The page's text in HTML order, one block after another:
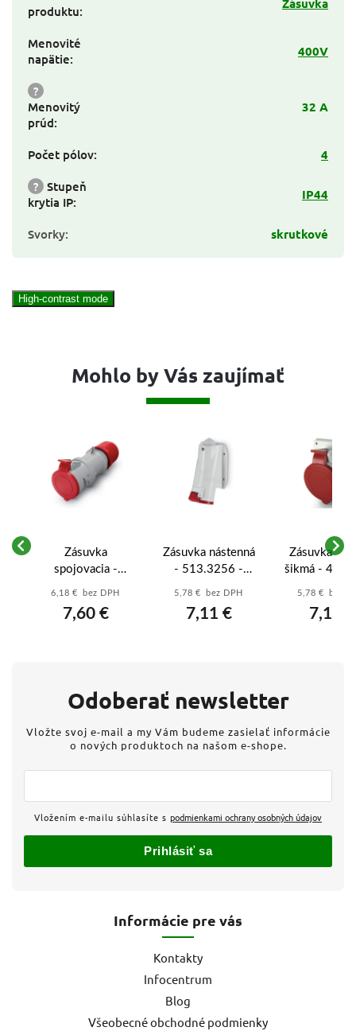
produktu:
Menovité
napätie: 400V
?
Menovitý
prúd:
32 A
Počet pólov:
4
? Stupeň
krytia IP: IP44
Svorky: skrutkové
High-contrast mode
Mohlo by Vás zaujímať
Zásuvka
spojovacia -
313.3247 -
IP44
6,18 € bez DPH
7,60 €
Zásuvka nástenná
- 513.3256 -
32A/400V/4p
5,78 € bez DPH
7,11 €
Zásuvka
šikmá -
- 32A/
5,78 € bez
7,11 €
Informácie pre vás
Kontakty
Infocentrum
Blog
Všeobecné obchodné podmienky
Odoberať newsletter
Vložte svoj e-mail a my Vám budeme zasielať informácie
o nových produktoch na našom e-shope.
Vložením e-mailu súhlasíte s podmienkami ochrany osobných údajov
Prihlásiť sa